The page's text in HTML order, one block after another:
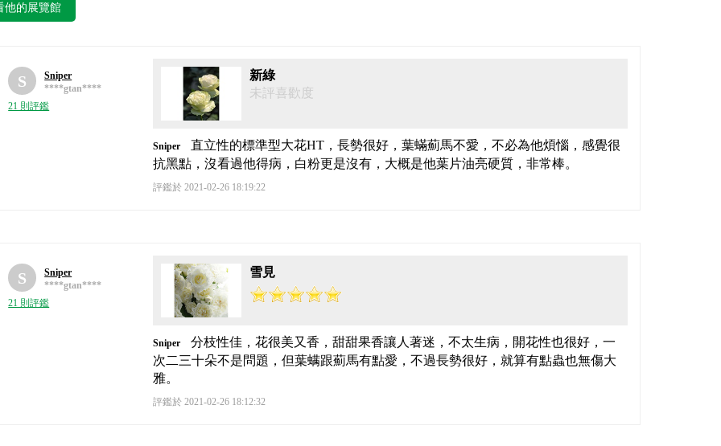
他的展覽館
S
Sniper
****gtan****
21 則評鑑
新綠
未評喜歡度
Sniper
直立性的標準型大花HT，長勢很好，葉蟎薊馬不愛，不必為他煩惱，感覺很
抗黑點，沒看過他得病，白粉更是沒有，大概是他葉片油亮硬質，非常棒。
評鑑於 2021-02-26 18:19:22
S
Sniper
****gtan****
21 則評鑑
雪見
Sniper
分枝性佳，花很美又香，甜甜果香讓人著迷，不太生病，開花性也很好，一
次二三十朵不是問題，但葉螨跟薊馬有點愛，不過長勢很好，就算有點蟲也無傷大
雅。
評鑑於 2021-02-26 18:12:32